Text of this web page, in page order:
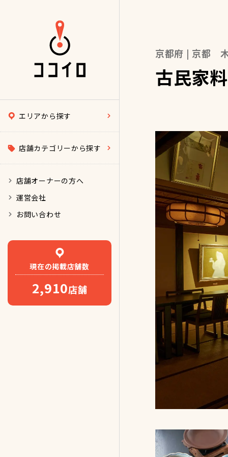
エリアから探す
店舗カテゴリーから探す
店舗オーナーの方へ
運営会社
お問い合わせ
現在の掲載店舗数
2,910店舗
京都府 | 京都
古民家